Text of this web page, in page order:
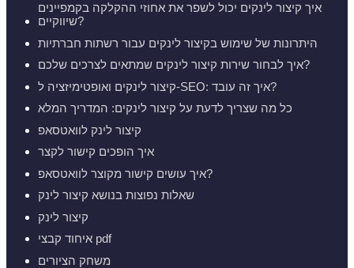
איך קיצור לינקים יכול לשפר את אחוזי ההקלקה בקמפיינים
שיווקיים?
היתרונות של שימוש בקיצור לינקים עבור רשתות חברתיות
איך לבחור שירות קיצור לינקים שמתאים לצרכים שלכם?
קיצור לינקים ואופטימיזציה ל-SEO: איך זה עובד?
כל מה שצריך לדעת על קיצור לינקים: המדריך המלא
קיצור לינק לוואטסאפ
איך הופכים קישור לקצר
איך עושים קישור מקוצר לוואטסאפ?
שאלות נפוצות בנושא קיצור לינק
קיצור לינק
איחוד קבצי pdf
משחק הציורים